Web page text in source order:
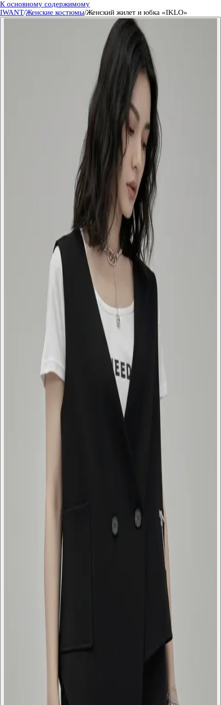
К основному содержимому
IWANT/Женские костюмы/Женский жилет и юбка «IKLO»